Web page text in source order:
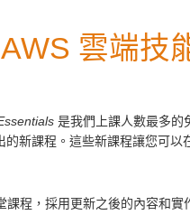
雲端技
是我們上課人數最多的
新課程。這些新課程讓您可以
課程，採用更新之後的內容和實